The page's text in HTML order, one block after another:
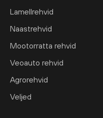
Lamellrehvid
Naastrehvid
Mootorratta rehvid
Veoauto rehvid
Agrorehvid
Veljed